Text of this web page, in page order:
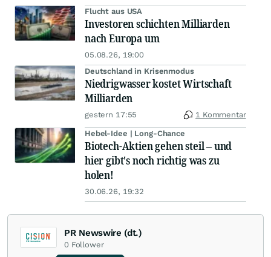
Flucht aus USA
Investoren schichten Milliarden
nach Europa um
05.08.26, 19:00
Deutschland in Krisenmodus
Niedrigwasser kostet Wirtschaft
Milliarden
gestern 17:55 1 Kommentar
Hebel-Idee | Long-Chance
Biotech-Aktien gehen steil – und
hier gibt's noch richtig was zu
holen!
30.06.26, 19:32
PR Newswire (dt.)
0 Follower